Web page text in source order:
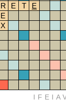
R E T
E
E
X